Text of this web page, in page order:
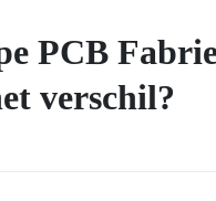
PCB
verschil?